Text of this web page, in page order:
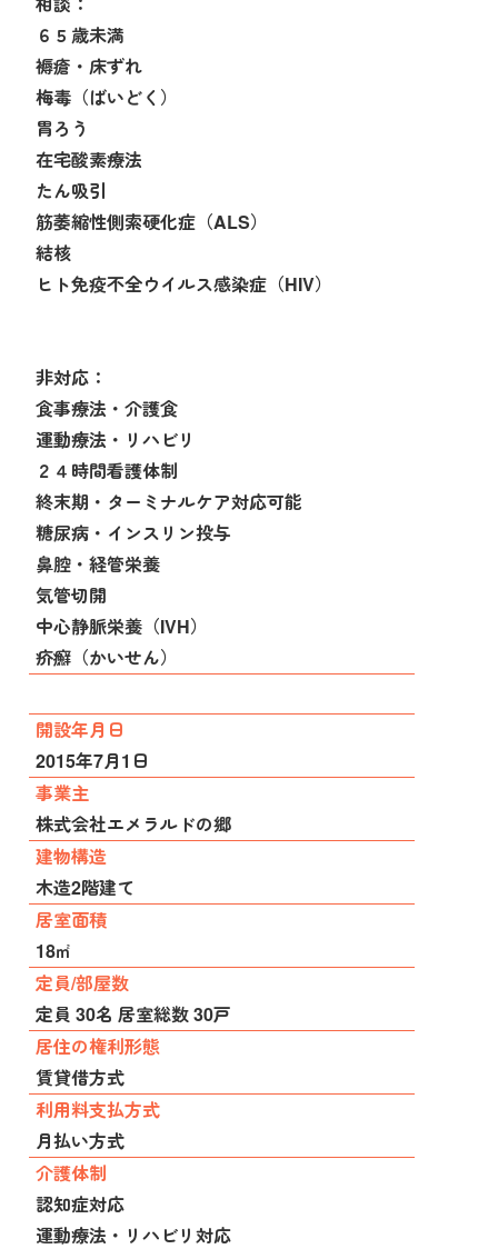
６５歳未満
褥瘡・床ずれ
梅毒（ばいどく）
胃ろう
在宅酸素療法
たん吸引
筋萎縮性側索硬化症（ALS）
結核
ヒト免疫不全ウイルス感染症（HIV）
非対応：
食事療法・介護食
運動療法・リハビリ
２４時間看護体制
終末期・ターミナルケア対応可能
糖尿病・インスリン投与
鼻腔・経管栄養
気管切開
中心静脈栄養（IVH）
疥癬（かいせん）
開設年月日
2015年7月1日
事業主
株式会社エメラルドの郷
建物構造
木造2階建て
居室面積
18㎡
定員/部屋数
定員 30名 居室総数 30戸
居住の権利形態
賃貸借方式
利用料支払方式
月払い方式
介護体制
認知症対応
運動療法・リハビリ対応